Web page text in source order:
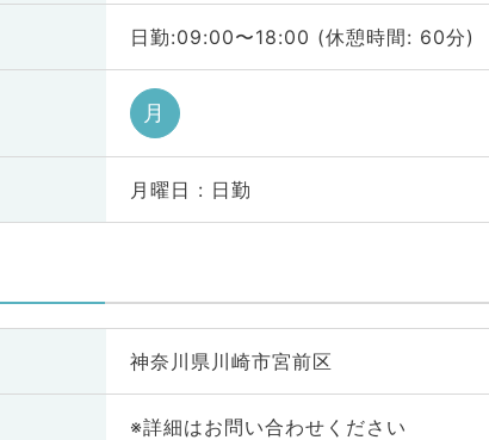
日勤:09:00〜18:00 (休憩時間: 60分)
月
月曜日 : 日勤
神奈川県川崎市宮前区
※詳細はお問い合わせください